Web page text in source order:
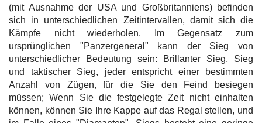
(mit Ausnahme der USA und Großbritanniens) befinden
sich in unterschiedlichen Zeitintervallen, damit sich die
Kämpfe nicht wiederholen. Im Gegensatz zum
ursprünglichen "Panzergeneral" kann der Sieg von
unterschiedlicher Bedeutung sein: Brillanter Sieg, Sieg
und taktischer Sieg, jeder entspricht einer bestimmten
Anzahl von Zügen, für die Sie den Feind besiegen
müssen; Wenn Sie die festgelegte Zeit nicht einhalten
können, können Sie Ihre Kappe auf das Regal stellen, und